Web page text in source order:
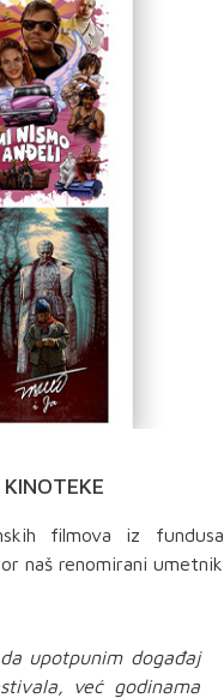
filmova iz fundusa
naš renomirani umetnik
upotpunim događaj
već godinama